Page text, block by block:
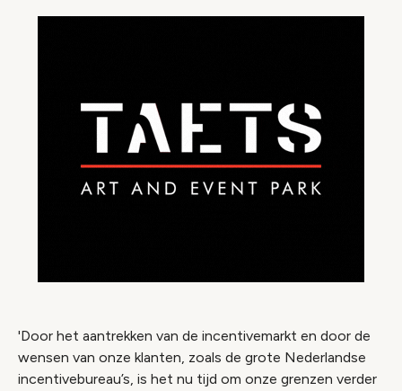
'Door het aantrekken van de incentivemarkt en door de
wensen van onze klanten, zoals de grote Nederlandse
incentivebureau’s, is het nu tijd om onze grenzen verder